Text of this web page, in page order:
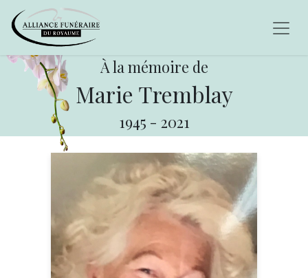
À la mémoire de
Marie Tremblay
1945 - 2021